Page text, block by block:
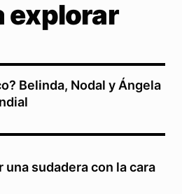
explorar
Belinda, Nodal y Ángela
una sudadera con la cara